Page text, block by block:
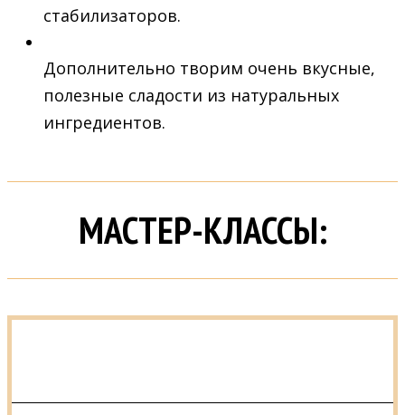
стабилизаторов.
Дополнительно творим очень вкусные,
полезные сладости из натуральных
ингредиентов.
МАСТЕР-КЛАССЫ: